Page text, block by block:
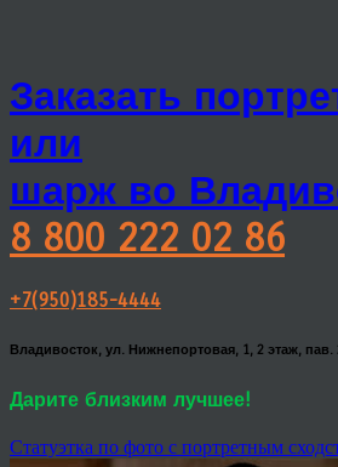
Заказать
или
шарж во
8 800 222 02 86
+7(950)185-4444
Владивосток, ул. Нижнепортовая, 1, 2 этаж, пав.
Дарите близким лучшее!
Статуэтка по фото с портретным